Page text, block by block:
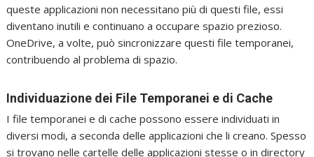
queste applicazioni non necessitano più di questi file, essi
diventano inutili e continuano a occupare spazio prezioso.
OneDrive, a volte, può sincronizzare questi file temporanei,
contribuendo al problema di spazio.
Individuazione dei File Temporanei e di Cache
I file temporanei e di cache possono essere individuati in
diversi modi, a seconda delle applicazioni che li creano. Spesso
si trovano nelle cartelle delle applicazioni stesse o in directory